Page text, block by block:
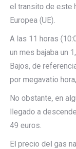
el transito de este
Europea (UE).
A las 11 horas
un mes bajaba un
Bajos, de
por megavatio
No obstante, en
llegado a
49 euros.
El precio del gas